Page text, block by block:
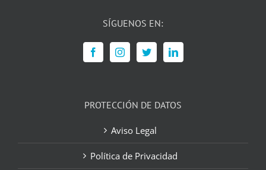
SÍGUENOS EN:
PROTECCIÓN DE DATOS
Aviso Legal
Política de Privacidad